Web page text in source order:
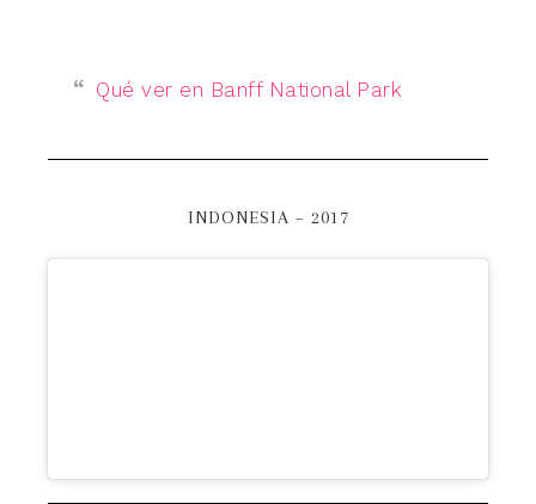
Qué ver en Banff National Park
INDONESIA – 2017